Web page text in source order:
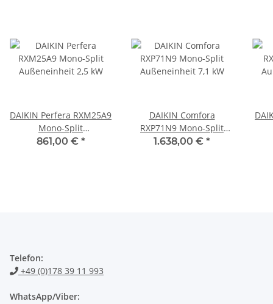
DAIKIN Perfera RXM25A9
Mono-Split
Außeneinheit 2,5 kW
861,00 € *
DAIKIN Comfora
RXP71N9 Mono-Split
Außeneinheit 7,1 kW
1.638,00 € *
Telefon:
+49 (0)178 39 11 993
WhatsApp/Viber: